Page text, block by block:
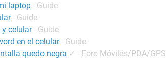
laptop - Guide
- Guide
y celular - Guide
en el celular - Guide
quedo negra ✓ - Foro Móviles/PDA/GPS